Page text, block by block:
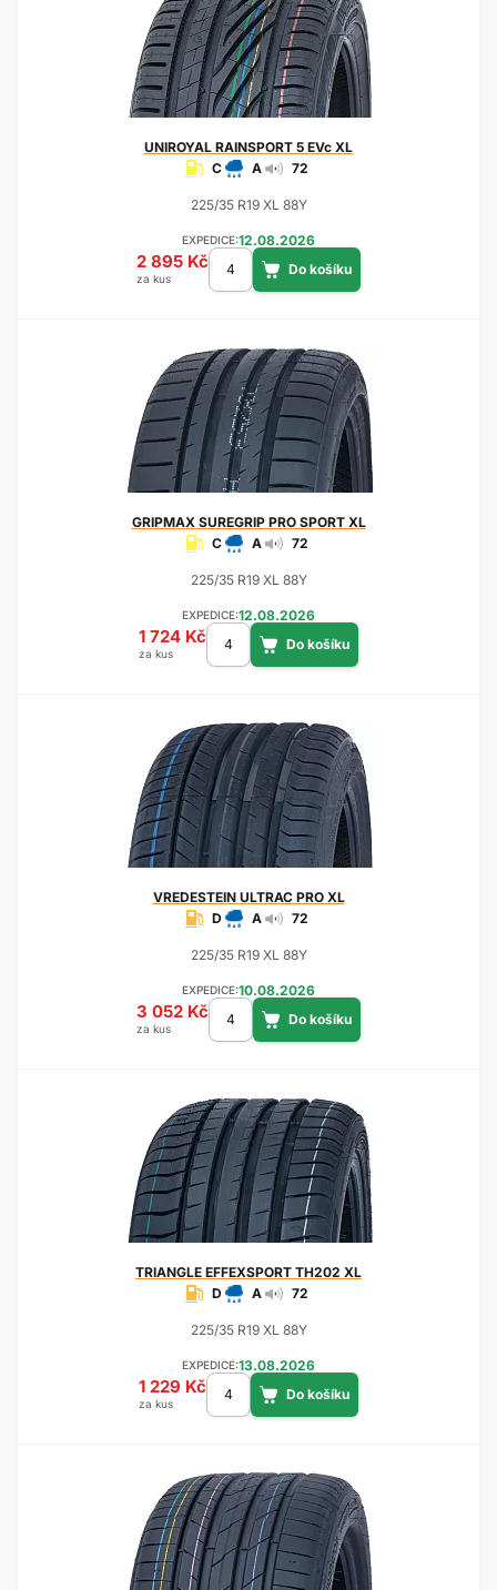
UNIROYAL RAINSPORT 5 EVc XL
C
A 72
225/35 R19 XL 88Y
EXPEDICE:12.08.2026
2 895 Kč
za kus
GRIPMAX SUREGRIP PRO SPORT XL
C
A 72
225/35 R19 XL 88Y
EXPEDICE:12.08.2026
1 724 Kč
za kus
VREDESTEINULTRAC PRO XL
D
A 72
225/35 R19 XL 88Y
EXPEDICE:10.08.2026
3 052 Kč
za kus
TRIANGLE EFFEXSPORT TH202 XL
D
A 72
225/35 R19 XL 88Y
EXPEDICE:13.08.2026
1 229 Kč
za kus